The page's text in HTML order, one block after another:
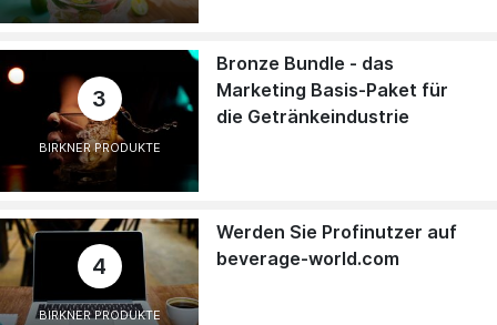
3
BIRKNER PRODUKTE
Bronze Bundle - das
Marketing Basis-Paket für
die Getränkeindustrie
4
BIRKNER PRODUKTE
Werden Sie Profinutzer auf
beverage-world.com